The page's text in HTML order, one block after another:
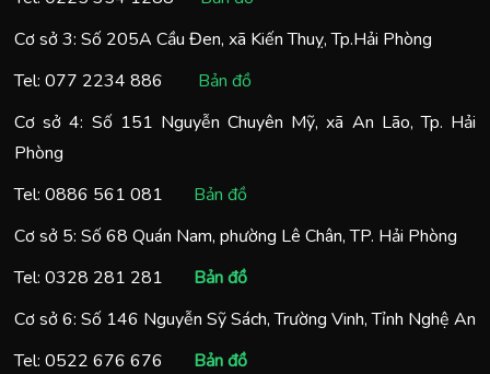
Cơ sở 3: Số 205A Cầu Đen, xã Kiến Thuỵ, Tp.Hải Phòng
Tel: 077 2234 886
Bản đồ
Cơ sở 4: Số 151 Nguyễn Chuyên Mỹ, xã An Lão, Tp. Hải
Phòng
Tel: 0886 561 081
Bản đồ
Cơ sở 5: Số 68 Quán Nam, phường Lê Chân, TP. Hải Phòng
Tel: 0328 281 281
Bản đồ
Cơ sở 6: Số 146 Nguyễn Sỹ Sách, Trường Vinh, Tỉnh Nghệ An
Tel: 0522 676 676
Bản đồ